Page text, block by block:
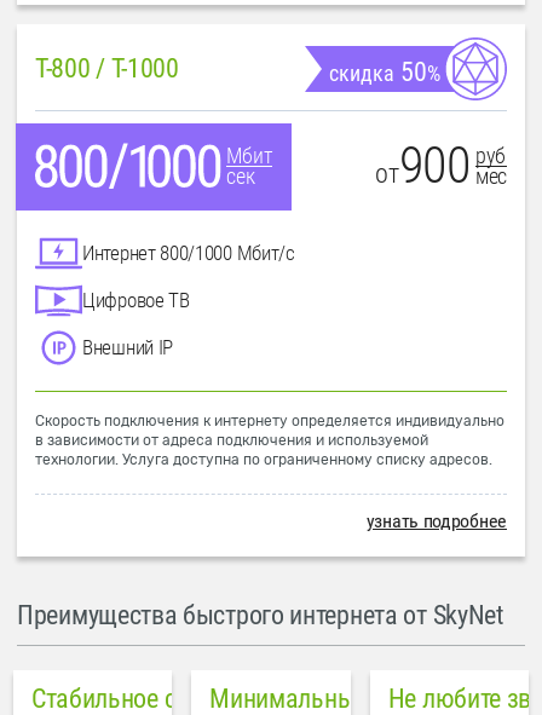
T-800 / T-1000 скидка 50%
Мбит
сек
от900 руб
мес
Интернет 800/1000 Мбит/с
Цифровое ТВ
Внешний IP
Скорость подключения к интернету определяется индивидуально
в зависимости от адреса подключения и используемой
технологии. Услуга доступна по ограниченному списку адресов.
узнать подробнее
Преимущества быстрого интернета от SkyNet
Стабильное соединениеМинимальный пинг в городе
Не любите